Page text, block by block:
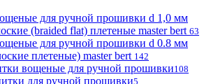
для ручной прошивки d 1,0 мм
(braided flat) плетеные master bert 63
для ручной прошивки d 0.8 мм
плетеные) master bert 142
вощеные для ручной прошивки108
для ручной прошивки5